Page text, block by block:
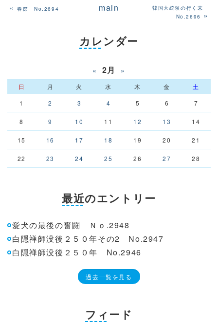
«春節 No.2694 main
韓国大統領の行く末
No.2696
»
カレンダー
« 2月 »
日 月 火 水 木 金
土
1
2 3 4 5 6 7
8 9 10 11 12 13 14
15 16 17 18 19 20 21
22 23 24 25 26 27 28
最近のエントリー
愛犬の最後の奮闘 Ｎｏ.2948
白隠禅師没後２５０年その2 No.2947
白隠禅師没後２５０年 No.2946
過去一覧を見る
フィード